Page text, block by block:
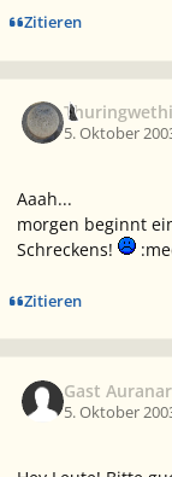
Zitieren
5. Oktober
Aaah...
morgen beginnt
Schreckens!
Zitieren
Gast
5. Oktober